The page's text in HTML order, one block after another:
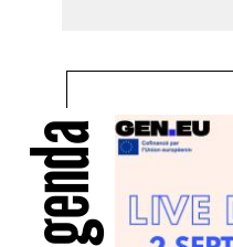
Agenda